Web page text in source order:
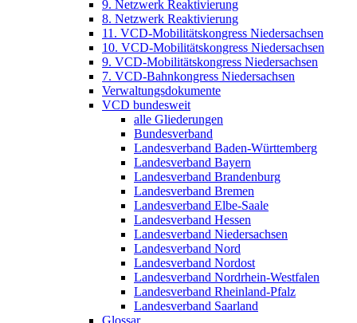
9. Netzwerk Reaktivierung
8. Netzwerk Reaktivierung
11. VCD-Mobilitätskongress Niedersachsen
10. VCD-Mobilitätskongress Niedersachsen
9. VCD-Mobilitätskongress Niedersachsen
7. VCD-Bahnkongress Niedersachsen
Verwaltungsdokumente
VCD bundesweit
alle Gliederungen
Bundesverband
Landesverband Baden-Württemberg
Landesverband Bayern
Landesverband Brandenburg
Landesverband Bremen
Landesverband Elbe-Saale
Landesverband Hessen
Landesverband Niedersachsen
Landesverband Nord
Landesverband Nordost
Landesverband Nordrhein-Westfalen
Landesverband Rheinland-Pfalz
Landesverband Saarland
Glossar